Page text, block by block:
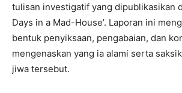
tulisan investigatif yang dipublikasikan
Days in a Mad-House’. Laporan ini
bentuk penyiksaan, pengabaian, dan
mengenaskan yang ia alami serta
jiwa tersebut.